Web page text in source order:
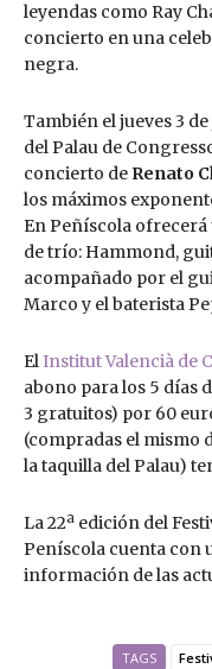
leyendas como Ray
concierto en una
negra.
También el jueves 3
del Palau de
concierto de Renato
los máximos
En Peñíscola
de trío: Hammond,
acompañado por el
Marco y el baterista
ElInstitut Valencià de
abono para los 5 días
3 gratuitos) por 60
(compradas el mismo
la taquilla del Palau)
La 22ª edición del
Peníscola cuenta con
información de las
TAGS